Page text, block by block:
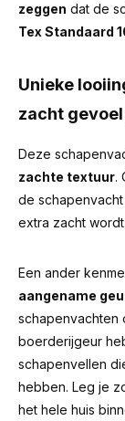
zeggen dat de
Tex Standaard
Unieke
zacht
Deze
zachte textuur.
de
extra zacht
Een ander
aangename
schapenvachten
boerderijgeur
schapenvellen
hebben. Leg je
het hele huis